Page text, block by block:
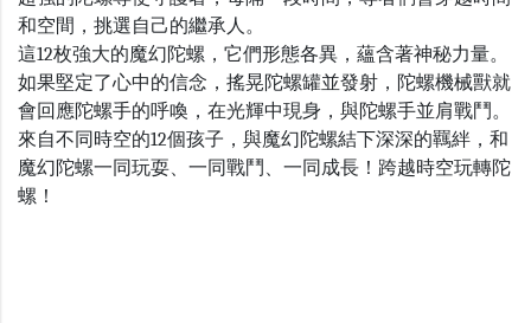
和空間，挑選自己的繼承人。
這12枚強大的魔幻陀螺，它們形態各異，蘊含著神秘力量。
如果堅定了心中的信念，搖晃陀螺罐並發射，陀螺機械獸就
會回應陀螺手的呼喚，在光輝中現身，與陀螺手並肩戰鬥。
來自不同時空的12個孩子，與魔幻陀螺結下深深的羈絆，和
魔幻陀螺一同玩耍、一同戰鬥、一同成長！跨越時空玩轉陀
螺！